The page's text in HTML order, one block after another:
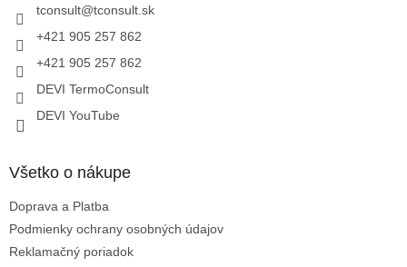
tconsult@tconsult.sk
+421 905 257 862
+421 905 257 862
DEVI TermoConsult
DEVI YouTube
Všetko o nákupe
Doprava a Platba
Podmienky ochrany osobných údajov
Reklamačný poriadok